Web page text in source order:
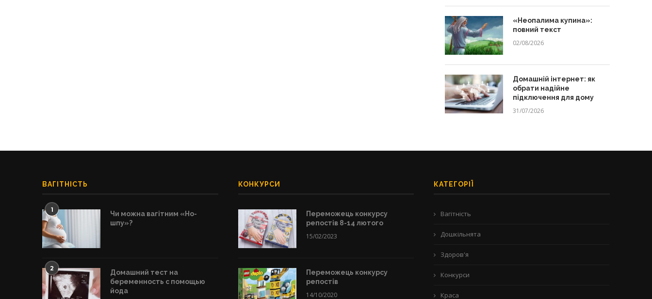
«Неопалима купина»:
повний текст
02/08/2026
Домашній інтернет: як
обрати надійне
підключення для дому
31/07/2026
ВАГІТНІСТЬ
1
Чи можна вагітним «Но-
шпу»?
2
Домашний тест на
беременность с помощью
йода
КОНКУРСИ
Переможець конкурсу
репостів 8-14 лютого
15/02/2023
Переможець конкурсу
репостів
14/10/2020
КАТЕГОРІЇ
Вагітність
Дошкільнята
Здоров'я
Конкурси
Краса